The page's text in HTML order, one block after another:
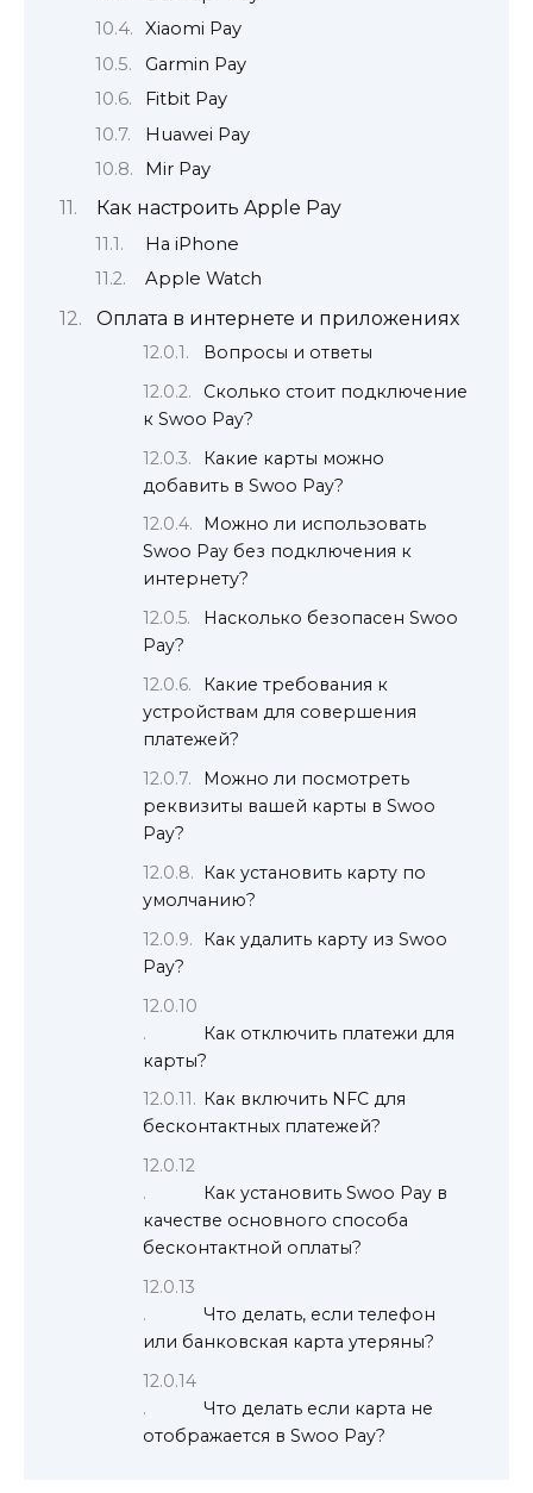
Xiaomi Pay
Garmin Pay
Fitbit Pay
Huawei Pay
Mir Pay
Как настроить Apple Pay
На iPhone
Apple Watch
Оплата в интернете и приложениях
Вопросы и ответы
Сколько стоит подключение
к Swoo Pay?
Какие карты можно
добавить в Swoo Pay?
Можно ли использовать
Swoo Pay без подключения к
интернету?
Насколько безопасен Swoo
Pay?
Какие требования к
устройствам для совершения
платежей?
Можно ли посмотреть
реквизиты вашей карты в Swoo
Pay?
Как установить карту по
умолчанию?
Как удалить карту из Swoo
Pay?
Как отключить платежи для
карты?
Как включить NFC для
бесконтактных платежей?
Как установить Swoo Pay в
качестве основного способа
бесконтактной оплаты?
Что делать, если телефон
или банковская карта утеряны?
Что делать если карта не
отображается в Swoo Pay?